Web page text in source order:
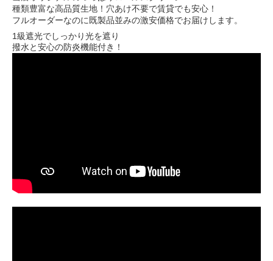
種類豊富な高品質生地！穴あけ不要で賃貸でも安心！
フルオーダーなのに既製品並みの激安価格でお届けします。
1級遮光でしっかり光を遮り
撥水と安心の防炎機能付き！